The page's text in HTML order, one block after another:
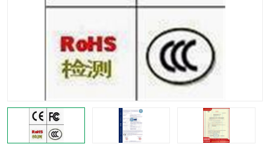
交通运输服务
消防设施工程专业承包
交通运输服务认证 CCRC认证
ISO9001认证 ISO14001认证
ISO认证 OHSAS18001认证